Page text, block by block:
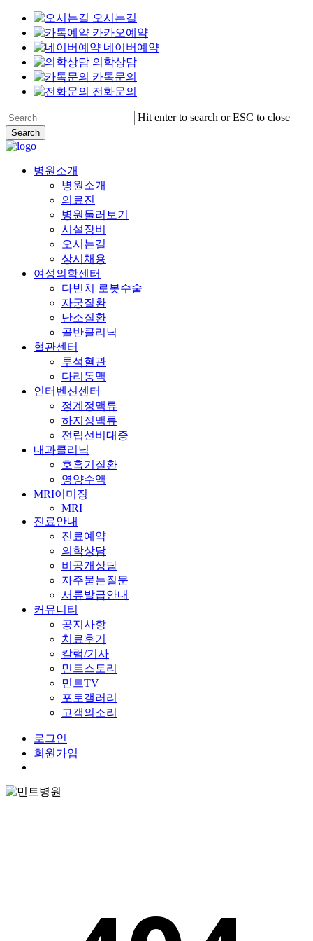
오시는길
카카오예약
네이버예약
의학상담
카톡문의
전화문의
Skip
to
main
content
Hit enter to search or ESC to close
Search
Close
Menu
병원소개
병원소개
의료진
병원둘러보기
시설장비
오시는길
상시채용
여성의학센터
다빈치 로봇수술
자궁질환
난소질환
골반클리닉
혈관센터
투석혈관
다리동맥
인터벤션센터
정계정맥류
하지정맥류
전립선비대증
내과클리닉
호흡기질환
영양수액
MRI이미징
MRI
진료안내
진료예약
의학상담
비공개상담
자주묻는질문
서류발급안내
커뮤니티
공지사항
치료후기
칼럼/기사
민트스토리
민트TV
포토갤러리
고객의소리
로그인
회원가입